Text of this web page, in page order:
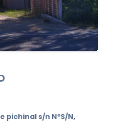
pichinal s/n NºS/N,